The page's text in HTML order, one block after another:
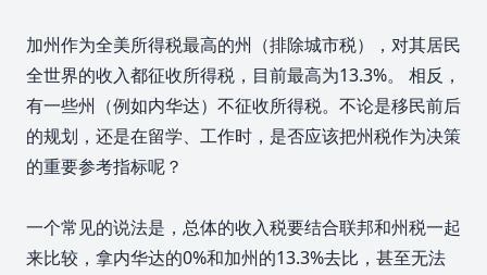
加州作为全美所得税最高的州（排除城市税），对其居民
全世界的收入都征收所得税，目前最高为13.3%。 相反，
有一些州（例如内华达）不征收所得税。不论是移民前后
的规划，还是在留学、工作时，是否应该把州税作为决策
的重要参考指标呢？
一个常见的说法是，总体的收入税要结合联邦和州税一起
来比较，拿内华达的0%和加州的13.3%去比，甚至无法